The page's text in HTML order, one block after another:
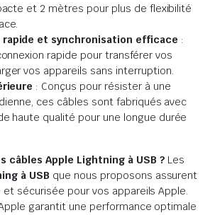
et 2 mètres pour plus de flexibilité
rapide et synchronisation efficace :
rapide pour transférer vos
vos appareils sans interruption.
: Conçus pour résister à une
ces câbles sont fabriqués avec
haute qualité pour une longue durée
câbles Apple Lightning à USB ? Les
à USB que nous proposons assurent
et sécurisée pour vos appareils Apple.
garantit une performance optimale